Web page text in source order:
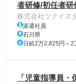
者研修/初任者
株式会社ツクイス
派遣社員
石川県
日給2万2,825円～2
「児童指導員